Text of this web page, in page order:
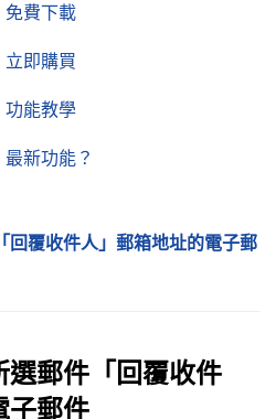
免費下載
立即購買
功能教學
最新功能？
回覆收件人」郵箱地址的電子郵
郵件「回覆收件
子郵件